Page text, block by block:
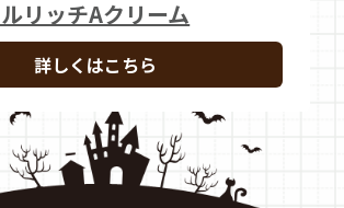
リッチAクリーム
詳しくはこちら